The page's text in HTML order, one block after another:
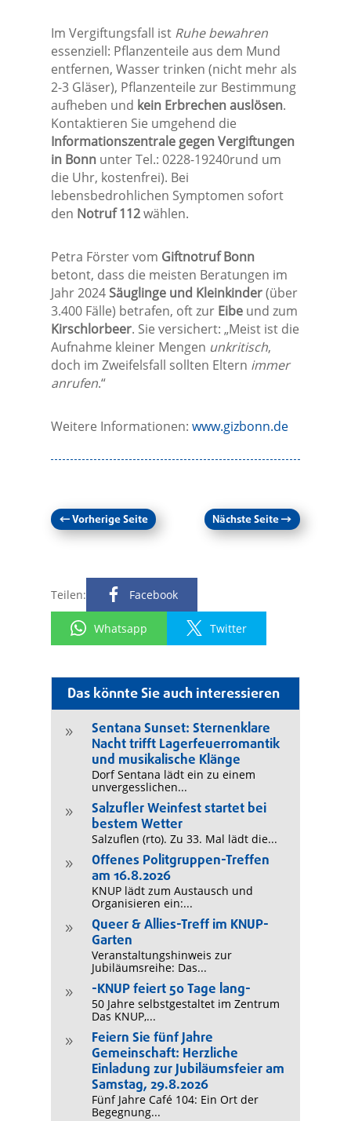
Das könnte Sie auch interessieren
9
Sentana Sunset: Sternenklare
Nacht trifft Lagerfeuerromantik
und musikalische Klänge
Dorf Sentana lädt ein zu einem
unvergesslichen...
9
Salzufler Weinfest startet bei
bestem Wetter
Salzuflen (rto). Zu 33. Mal lädt die...
9
Offenes Politgruppen-Treffen
am 16.8.2026
KNUP lädt zum Austausch und
Organisieren ein:...
9
Queer & Allies-Treff im KNUP-
Garten
Veranstaltungshinweis zur
Jubiläumsreihe: Das...
9 -KNUP feiert 50 Tage lang-
50 Jahre selbstgestaltet im Zentrum
Das KNUP,...
9
Feiern Sie fünf Jahre
Gemeinschaft: Herzliche
Einladung zur Jubiläumsfeier am
Samstag, 29.8.2026
Fünf Jahre Café 104: Ein Ort der
Begegnung...
Im Vergiftungsfall ist Ruhe bewahren
essenziell: Pflanzenteile aus dem Mund
entfernen, Wasser trinken (nicht mehr als
2-3 Gläser), Pflanzenteile zur Bestimmung
aufheben und kein Erbrechen auslösen.
Kontaktieren Sie umgehend die
Informationszentrale gegen Vergiftungen
in Bonnunter Tel.: 0228-19240rund um
die Uhr, kostenfrei). Bei
lebensbedrohlichen Symptomen sofort
den Notruf 112wählen.
Petra Förster vom Giftnotruf Bonn
betont, dass die meisten Beratungen im
Jahr 2024Säuglinge und Kleinkinder(über
3.400 Fälle) betrafen, oft zur Eibeund zum
Kirschlorbeer. Sie versichert: „Meist ist die
Aufnahme kleiner Mengen unkritisch,
doch im Zweifelsfall sollten Eltern immer
anrufen.“
Weitere Informationen: www.gizbonn.de
←Vorherige Seite Nächste Seite→
Teilen: Facebook
Whatsapp Twitter